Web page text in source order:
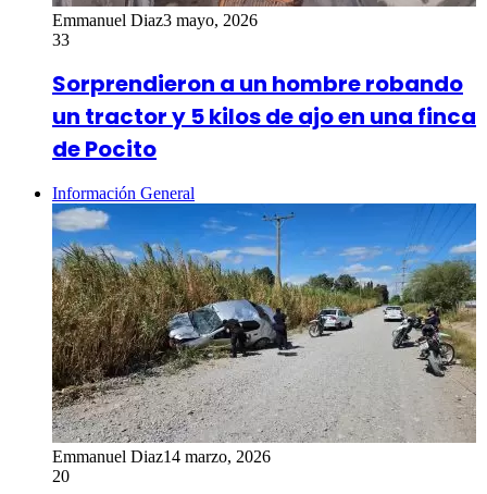
Emmanuel Diaz3 mayo, 2026
33
Sorprendieron a un hombre robando
un tractor y 5 kilos de ajo en una finca
de Pocito
Información General
Emmanuel Diaz14 marzo, 2026
20